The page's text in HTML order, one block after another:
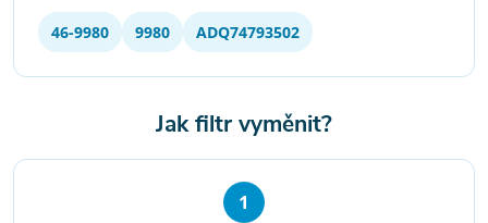
46-9980 9980 ADQ74793502
Jak filtr vyměnit?
1